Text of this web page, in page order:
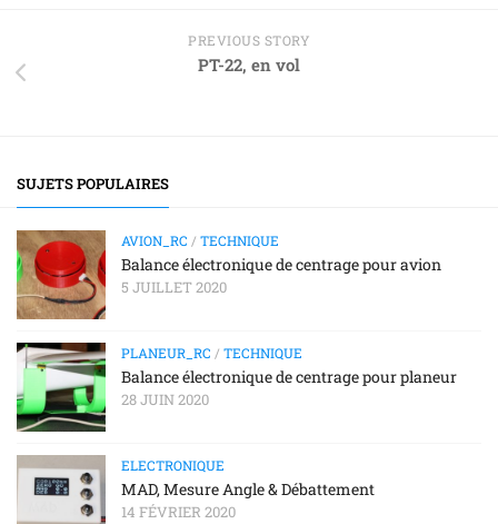
PREVIOUS STORY
PT-22, en vol
SUJETS POPULAIRES
AVION_RC / TECHNIQUE
Balance électronique de centrage pour avion
5 JUILLET 2020
PLANEUR_RC / TECHNIQUE
Balance électronique de centrage pour planeur
28 JUIN 2020
ELECTRONIQUE
MAD, Mesure Angle & Débattement
14 FÉVRIER 2020